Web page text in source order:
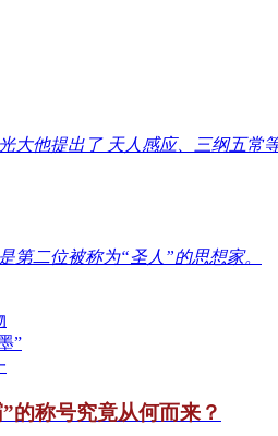
大他提出了 天人感应、三纲五常
第二位被称为“圣人”的思想家。
”
的称号究竟从何而来？